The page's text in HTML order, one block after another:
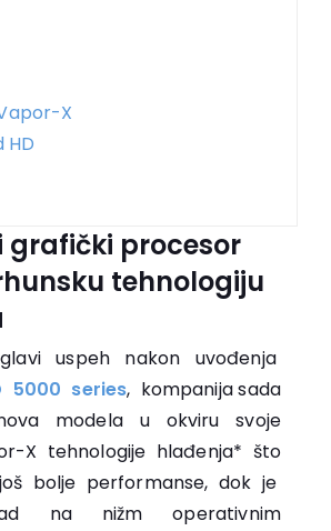
grafički procesor
tehnologiju
uspeh nakon uvođenja
5000 series, kompanija sada
modela u okviru svoje
X tehnologije hlađenja* što
bolje performanse, dok je
na nižm operativnim